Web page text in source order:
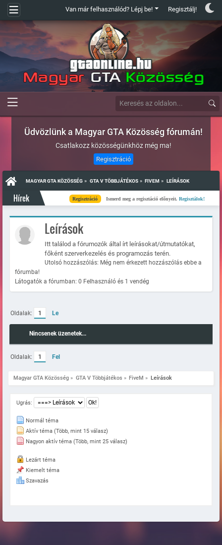
Van már felhasználód? Lépj be! Regisztálj!
Üdvözlünk a Magyar GTA Közösség fórumán!
Csatlakozz közösségünkhöz még ma!
Regisztráció
MAGYAR GTA KÖZÖSSÉG » GTA V TÖBBJÁTÉKOS » FIVEM » LEÍRÁSOK
Hírek Regisztráció Ismerd meg a regisztáció előnyeit.Regisztálok!
Leírások
Itt találod a fórumozók által írt leírásokat/útmutatókat,
főként szerverkezelés és programozás terén.
Utolsó hozzászólás: Még nem érkezett hozzászólás ebbe a
fórumba!
Látogatók a fórumban: 0 Felhasználó és 1 vendég
Oldalak: 1 Le
Nincsenek üzenetek...
Oldalak: 1 Fel
Magyar GTA Közösség » GTA V Többjátékos » FiveM » Leírások
Ugrás:
Normál téma
Aktív téma (Több, mint 15 válasz)
Nagyon aktív téma (Több, mint 25 válasz)
Lezárt téma
Kiemelt téma
Szavazás